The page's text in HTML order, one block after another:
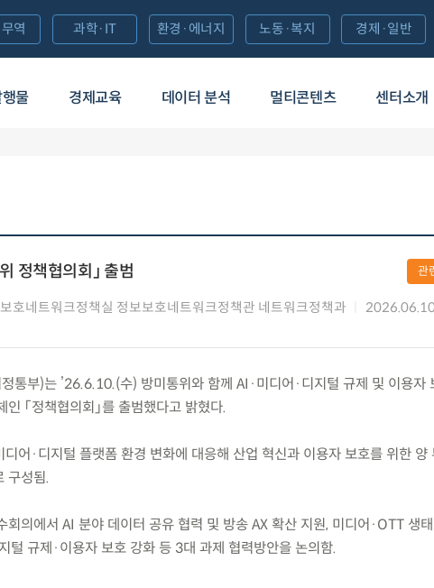
물 경제교육 데이터 분석 멀티콘텐츠 센터소개
역 과학·IT 환경·에너지 노동·복지 경제·일반
정책협의회」 출범
호네트워크정책실 정보보호네트워크정책관 네트워크정책과
관
통부)는 ’26.6.10.(수) 방미통위와 함께 AI·미디어·디지털 규제 및 이용자
「정책협의회」를 출범했다고 밝혔다.
어·디지털 플랫폼 환경 변화에 대응해 산업 혁신과 이용자 보호를 위한 양
구성됨.
의에서 AI 분야 데이터 공유 협력 및 방송 AX 확산 지원, 미디어·OTT 생
털 규제·이용자 보호 강화 등 3대 과제 협력방안을 논의함.